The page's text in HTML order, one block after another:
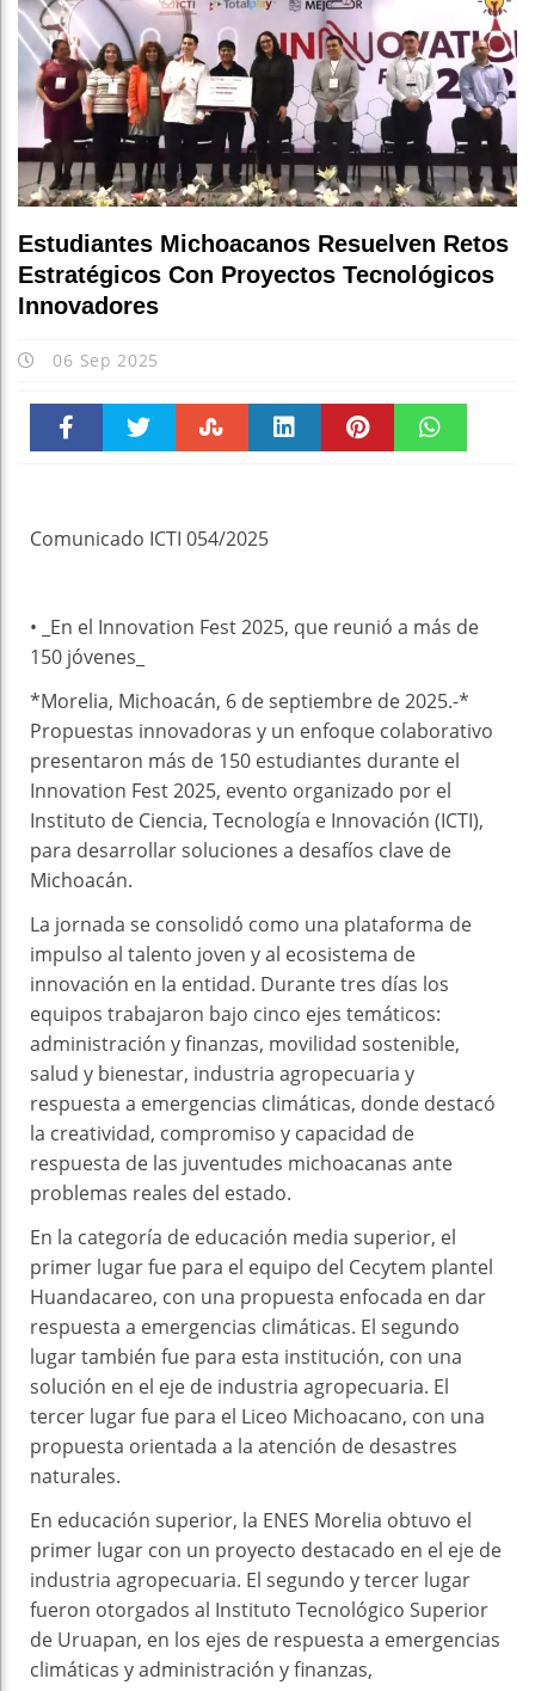
Estudiantes Michoacanos Resuelven Retos
Estratégicos Con Proyectos Tecnológicos
Innovadores
06 Sep 2025
Comunicado ICTI 054/2025
• _En el Innovation Fest 2025, que reunió a más de
150 jóvenes_
*Morelia, Michoacán, 6 de septiembre de 2025.-*
Propuestas innovadoras y un enfoque colaborativo
presentaron más de 150 estudiantes durante el
Innovation Fest 2025, evento organizado por el
Instituto de Ciencia, Tecnología e Innovación (ICTI),
para desarrollar soluciones a desafíos clave de
Michoacán.
La jornada se consolidó como una plataforma de
impulso al talento joven y al ecosistema de
innovación en la entidad. Durante tres días los
equipos trabajaron bajo cinco ejes temáticos:
administración y finanzas, movilidad sostenible,
salud y bienestar, industria agropecuaria y
respuesta a emergencias climáticas, donde destacó
la creatividad, compromiso y capacidad de
respuesta de las juventudes michoacanas ante
problemas reales del estado.
En la categoría de educación media superior, el
primer lugar fue para el equipo del Cecytem plantel
Huandacareo, con una propuesta enfocada en dar
respuesta a emergencias climáticas. El segundo
lugar también fue para esta institución, con una
solución en el eje de industria agropecuaria. El
tercer lugar fue para el Liceo Michoacano, con una
propuesta orientada a la atención de desastres
naturales.
En educación superior, la ENES Morelia obtuvo el
primer lugar con un proyecto destacado en el eje de
industria agropecuaria. El segundo y tercer lugar
fueron otorgados al Instituto Tecnológico Superior
de Uruapan, en los ejes de respuesta a emergencias
climáticas y administración y finanzas,